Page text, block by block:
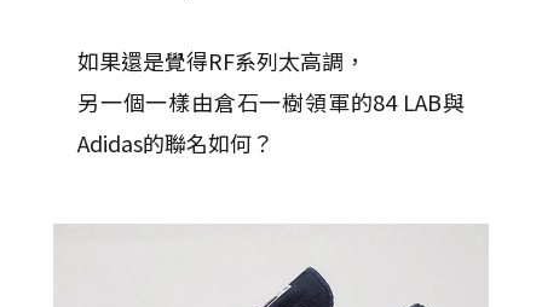
如果還是覺得RF系列太高調，
另一個一樣由倉石一樹領軍的84 LAB與
Adidas的聯名如何？